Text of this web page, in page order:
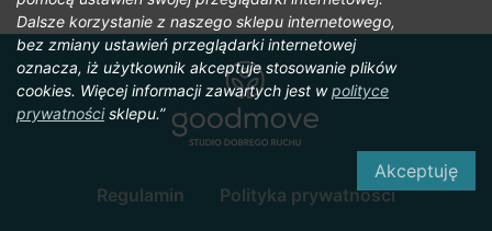
Regulamin Polityka prywatności
Dalsze korzystanie z naszego sklepu internetowego,
bez zmiany ustawień przeglądarki internetowej
oznacza, iż użytkownik akceptuje stosowanie plików
cookies. Więcej informacji zawartych jest wpolityce
prywatnościsklepu.”
Akceptuję